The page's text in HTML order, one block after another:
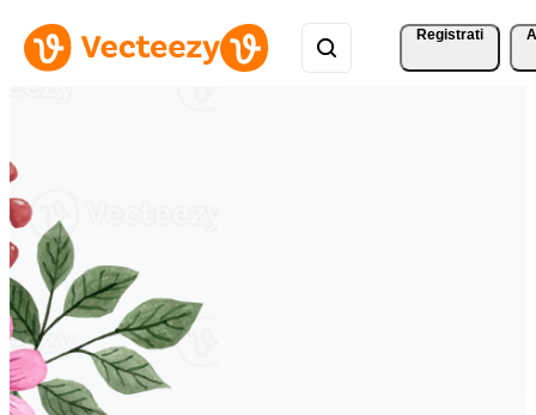
Registrati